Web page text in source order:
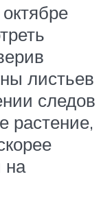
листьев
следов
растение,
на